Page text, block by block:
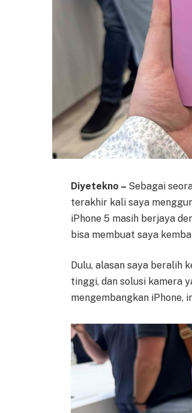
Diyetekno – Sebagai
terakhir kali saya
iPhone 5 masih berjaya
bisa membuat saya
Dulu, alasan saya beralih
tinggi, dan solusi kamera
mengembangkan iPhone,